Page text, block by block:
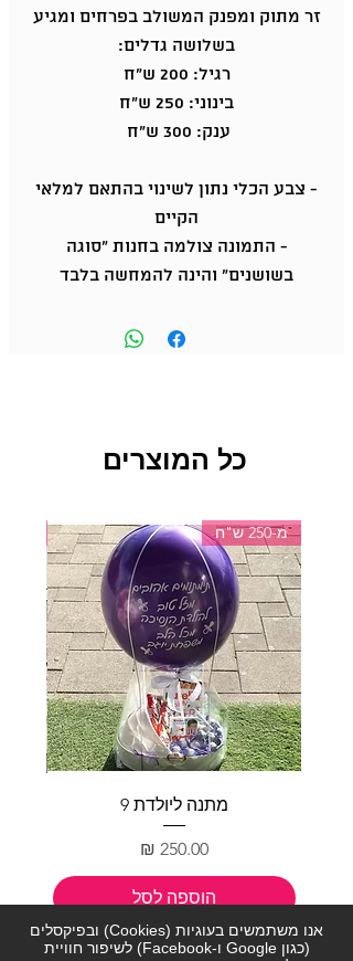
זר מתוק ומפנק המשולב בפרחים ומגיע
בשלושה גדלים:
רגיל: 200 ש"ח
בינוני: 250 ש"ח
ענק: 300 ש"ח
- צבע הכלי נתון לשינוי בהתאם למלאי
הקיים
- התמונה צולמה בחנות "סוגה
בשושנים" והינה להמחשה בלבד
כל המוצרים
מ-250 ש"ח
מתנה ליולדת 9
מחיר
הוספה לסל
אנו משתמשים בעוגיות (Cookies) ובפיקסלים
(כגון Google ו-Facebook) לשיפור חוויית